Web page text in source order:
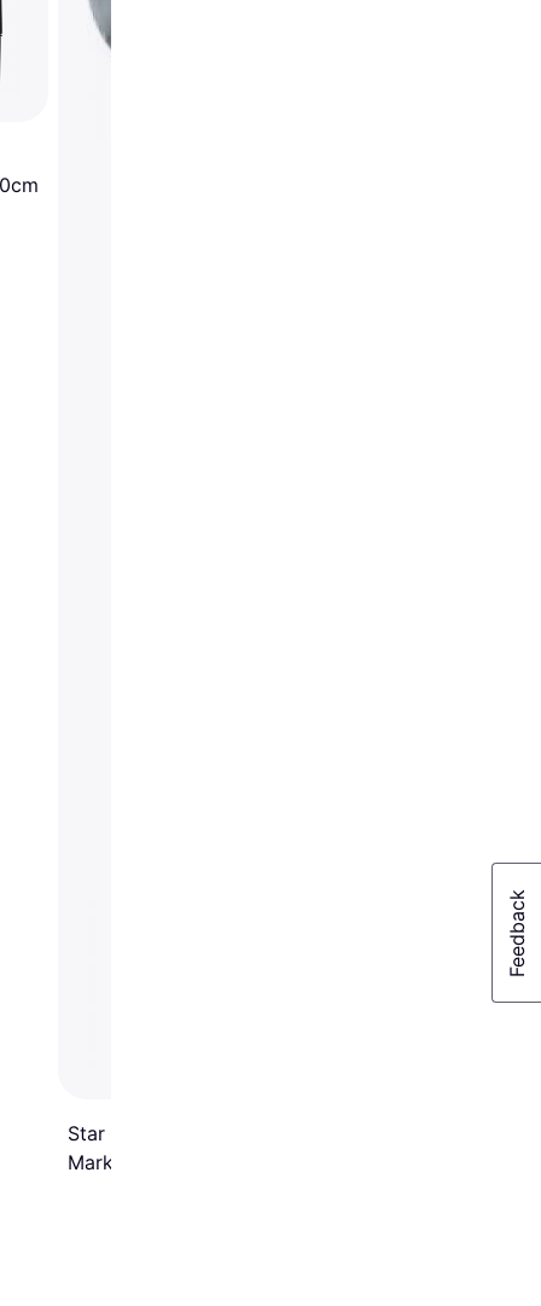
Star Trading 479-85
Markbelysning 85cm